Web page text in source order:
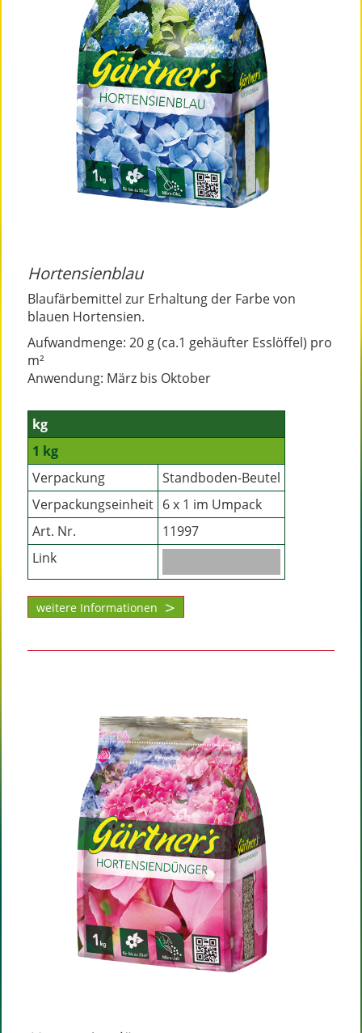
Hortensienblau
Blaufärbemittel zur Erhaltung der Farbe von
blauen Hortensien.
Aufwandmenge: 20 g (ca.1 gehäufter Esslöffel) pro
m²
Anwendung: März bis Oktober
kg
1 kg
Verpackung
Standboden-Beutel
Verpackungseinheit 6 x 1 im Umpack
Art. Nr.
11997
Link
weitere Informationen